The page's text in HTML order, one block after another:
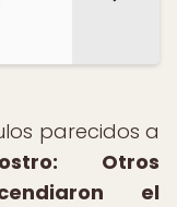
parecidos a
Otros
el